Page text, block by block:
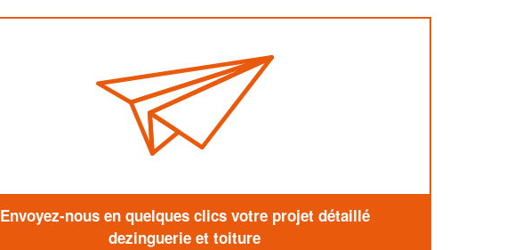
Envoyez-nous en quelques clics votre projet détaillé
dezinguerie et toiture